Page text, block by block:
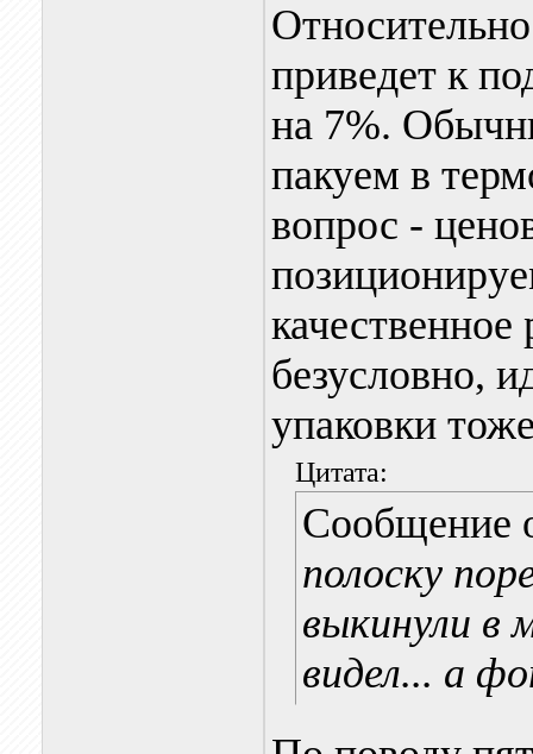
приведет к
на 7%.
пакуем в
вопрос -
безусловно,
упаковки
Цитата:
Сообщение
полоску
выкинули в
видел... а